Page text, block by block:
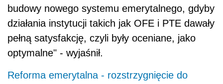
budowy nowego systemu emerytalnego, gdyby
działania instytucji takich jak OFE i PTE dawały
pełną satysfakcję, czyli były oceniane, jako
optymalne" - wyjaśnił.
Reforma emerytalna - rozstrzygnięcie do